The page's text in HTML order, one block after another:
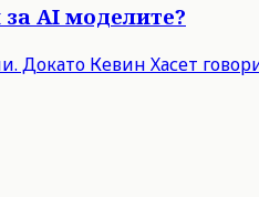
AI моделите?
Кевин Хасет